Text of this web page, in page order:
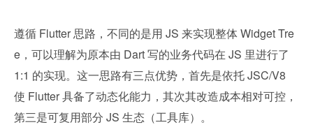
遵循 Flutter 思路，不同的是用 JS 来实现整体 Widget Tre
e，可以理解为原本由 Dart 写的业务代码在 JS 里进行了
1:1 的实现。这一思路有三点优势，首先是依托 JSC/V8
使 Flutter 具备了动态化能力，其次其改造成本相对可控，
第三是可复用部分 JS 生态（工具库）。